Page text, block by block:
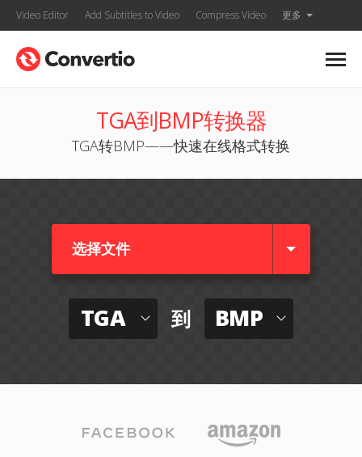
Video Editor Add Subtitles to Video Compress Video 更多
TGA到BMP转换器
TGA转BMP——快速在线格式转换
选择文件
TGA 到 BMP